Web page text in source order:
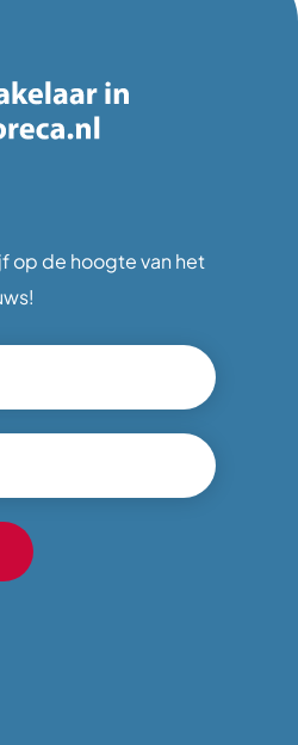
op de hoogte van het